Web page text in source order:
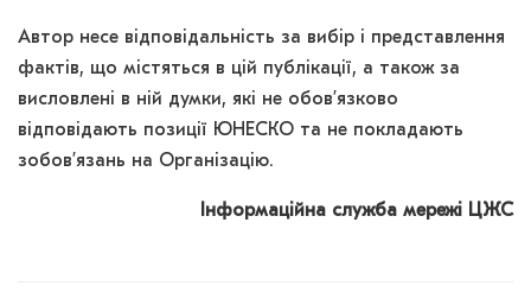
Автор несе відповідальність за вибір і представлення
фактів, що містяться в цій публікації, а також за
висловлені в ній думки, які не обов’язково
відповідають позиції ЮНЕСКО та не покладають
зобов’язань на Організацію.
Інформаційна служба мережі ЦЖС